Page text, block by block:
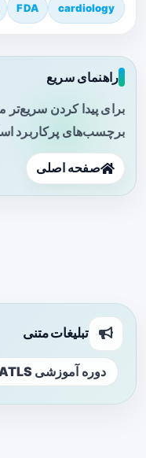
cardiology
FDA
راهنمای سریع
برای پیدا کردن
برچسب‌های پرکاربرد
صفحه اصلی
تبلیغات متنی
دوره آموزشی ATLS